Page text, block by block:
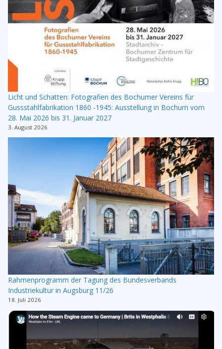
Licht und Schatten: Fotografien des Bochumer Vereins für
Gussstahlfabrikation 1860 -1945: Ausstellung in Bochum vom
28. Mai 2026 bis 31. Januar 2027
3. August 2026
Rahmenprogramm der Tagung des Bundesverbands
Industriekultur in Augsburg 11/26
18. Juli 2026